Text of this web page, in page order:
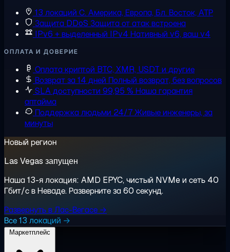
13 локаций С. Америка, Европа, Бл. Восток, АТР
Защита DDoS Защита от атак встроена
IPv6 + выделенный IPv4 Нативный v6, ваш v4
ОПЛАТА И ДОВЕРИЕ
Оплата криптой BTC, XMR, USDT и другие
Возврат за 14 дней Полный возврат, без вопросов
SLA доступности 99,95 % Наша гарантия
аптайма
Поддержка людьми 24/7Живые инженеры, за
минуты
Новый регион
Las Vegas запущен
Наша 13-я локация: AMD EPYC, чистый NVMe и сеть 40
Гбит/с в Неваде. Разверните за 60 секунд.
Развернуть в Лас-Вегасе →
Все 13 локаций →